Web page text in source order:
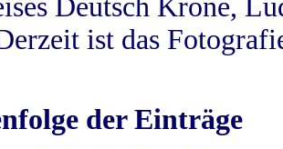
Deutsch Krone,
ist das
der Einträge